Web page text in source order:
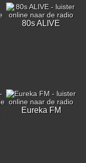
80s ALIVE
Eureka FM